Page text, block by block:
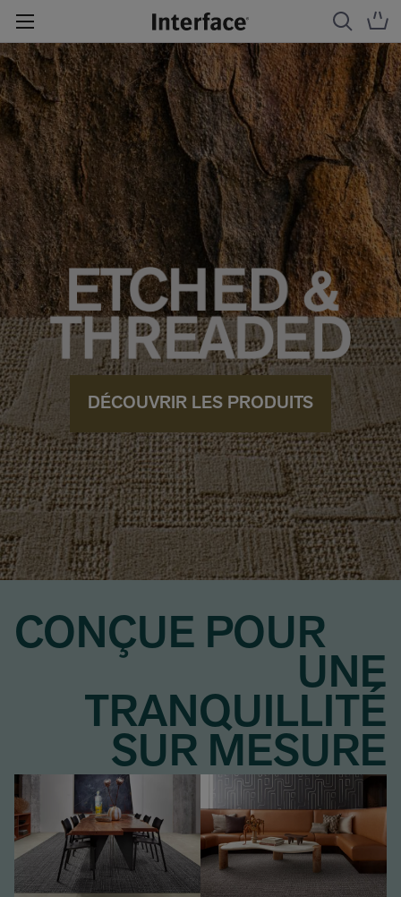
DÉCOUVRIR LES PRODUITS
CONÇUE POUR
UNE
TRANQUILLITÉ
SUR MESURE